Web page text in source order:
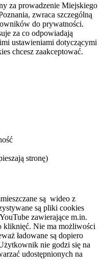
za prowadzenie Miejskiego
zwraca szczególną
do prywatności.
za co odpowiadają
ustawieniami dotyczącymi
chcesz zaakceptować.
stronę)
są wideo z
są pliki cookies
zawierające m.in.
kliknięć. Nie ma możliwości
ładowane są dopiero
nie godzi się na
udostępnionych na